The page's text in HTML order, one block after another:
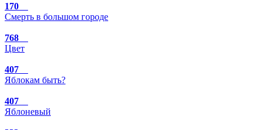
170
Смерть в большом городе
768
Цвет
407
Яблокам быть?
407
Яблоневый